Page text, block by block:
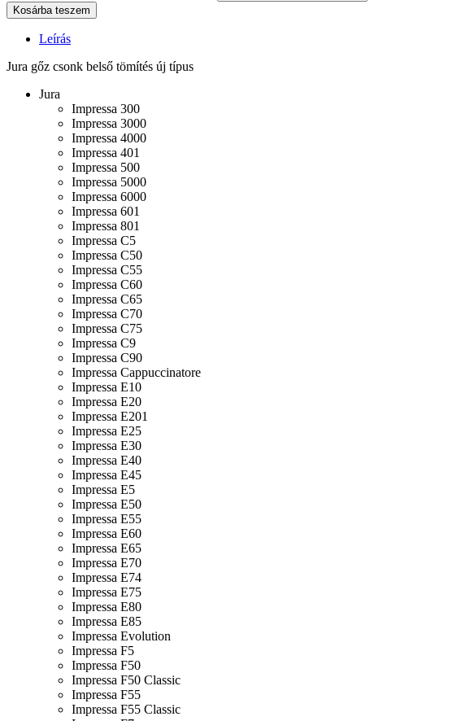
Kosárba teszem
Leírás
Jura gőz csonk belső tömítés új típus
Jura
Impressa 300
Impressa 3000
Impressa 4000
Impressa 401
Impressa 500
Impressa 5000
Impressa 6000
Impressa 601
Impressa 801
Impressa C5
Impressa C50
Impressa C55
Impressa C60
Impressa C65
Impressa C70
Impressa C75
Impressa C9
Impressa C90
Impressa Cappuccinatore
Impressa E10
Impressa E20
Impressa E201
Impressa E25
Impressa E30
Impressa E40
Impressa E45
Impressa E5
Impressa E50
Impressa E55
Impressa E60
Impressa E65
Impressa E70
Impressa E74
Impressa E75
Impressa E80
Impressa E85
Impressa Evolution
Impressa F5
Impressa F50
Impressa F50 Classic
Impressa F55
Impressa F55 Classic